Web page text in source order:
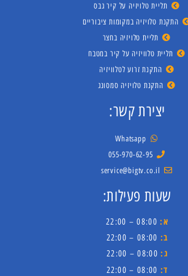
תליית טלויזיה על קיר גבס
התקנת טלויזיה במקומות ציבוריים
תליית טלויזיה בחצר
תליית טלוויזיה על קיר במטבח
התקנת זרוע לטלוויזיה
התקנת טלויזיה סמסונג
יצירת קשר:
Whatsapp
055-970-62-95
service@bigtv.co.il
שעות פעילות:
א:08:00 – 22:00
ב:
ג:08:00 – 22:00
ד: